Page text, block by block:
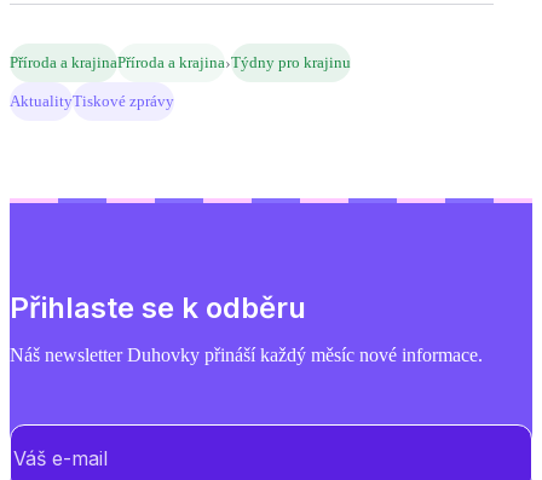
Příroda a krajinaPříroda a krajina›Týdny pro krajinu
AktualityTiskové zprávy
Přihlaste se k odběru
Náš newsletter Duhovky přináší každý měsíc nové informace.
E-mail